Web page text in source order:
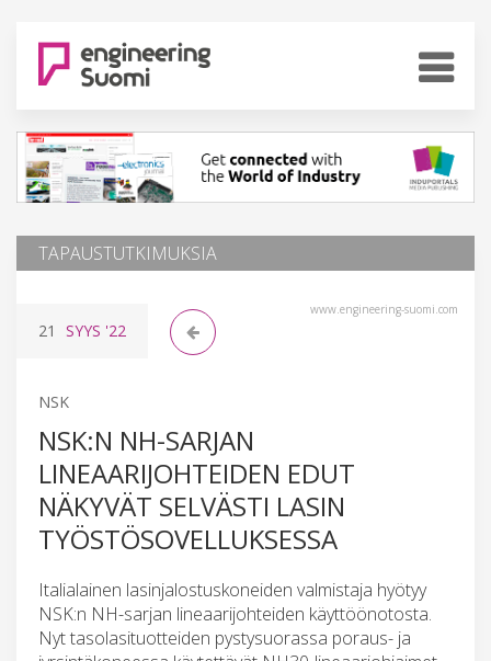
TAPAUSTUTKIMUKSIA
www.engineering-suomi.com
21 SYYS '22
NSK
NSK:N NH-SARJAN
LINEAARIJOHTEIDEN EDUT
NÄKYVÄT SELVÄSTI LASIN
TYÖSTÖSOVELLUKSESSA
Italialainen lasinjalostuskoneiden valmistaja hyötyy
NSK:n NH-sarjan lineaarijohteiden käyttöönotosta.
Nyt tasolasituotteiden pystysuorassa poraus- ja